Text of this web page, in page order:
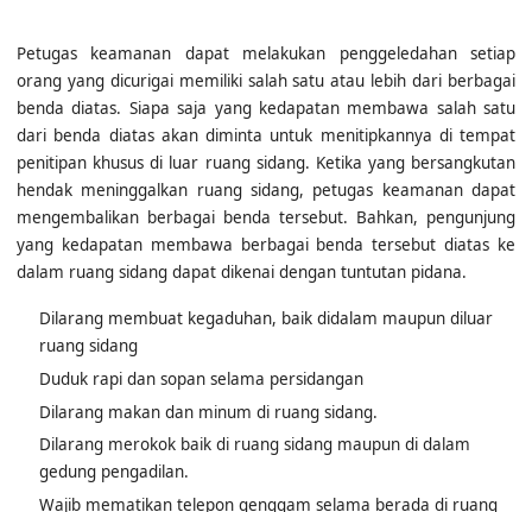
Petugas keamanan dapat melakukan penggeledahan setiap
orang yang dicurigai memiliki salah satu atau lebih dari berbagai
benda diatas. Siapa saja yang kedapatan membawa salah satu
dari benda diatas akan diminta untuk menitipkannya di tempat
penitipan khusus di luar ruang sidang. Ketika yang bersangkutan
hendak meninggalkan ruang sidang, petugas keamanan dapat
mengembalikan berbagai benda tersebut. Bahkan, pengunjung
yang kedapatan membawa berbagai benda tersebut diatas ke
Dilarang membuat kegaduhan, baik didalam maupun diluar
ruang sidang
Duduk rapi dan sopan selama persidangan
Dilarang makan dan minum di ruang sidang.
Dilarang merokok baik di ruang sidang maupun di dalam
gedung pengadilan.